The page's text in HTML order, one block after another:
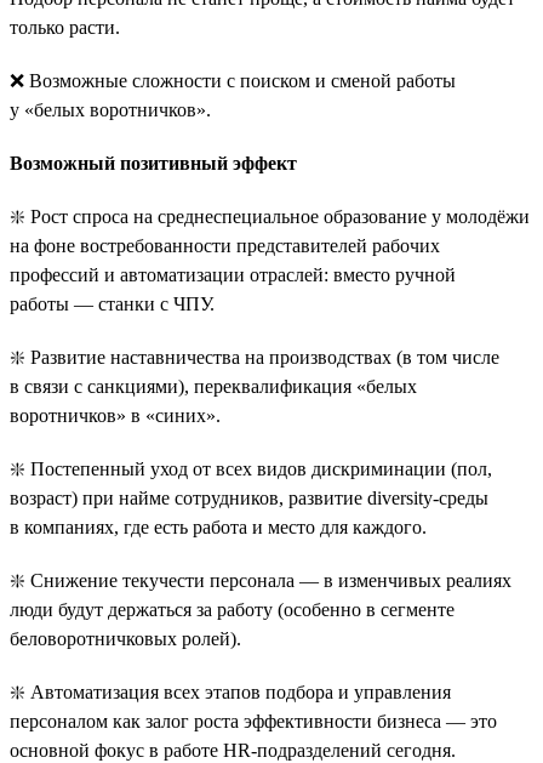
только расти.
❌ Возможные сложности с поиском и сменой работы
у «белых воротничков».
Возможный позитивный эффект
❇️ Рост спроса на среднеспециальное образование у молодёжи
на фоне востребованности представителей рабочих
профессий и автоматизации отраслей: вместо ручной
работы — станки с ЧПУ.
❇️ Развитие наставничества на производствах (в том числе
в связи с санкциями), переквалификация «белых
воротничков» в «синих».
❇️ Постепенный уход от всех видов дискриминации (пол,
возраст) при найме сотрудников, развитие diversity-среды
в компаниях, где есть работа и место для каждого.
❇️ Снижение текучести персонала — в изменчивых реалиях
люди будут держаться за работу (особенно в сегменте
беловоротничковых ролей).
❇️ Автоматизация всех этапов подбора и управления
персоналом как залог роста эффективности бизнеса — это
основной фокус в работе HR-подразделений сегодня.